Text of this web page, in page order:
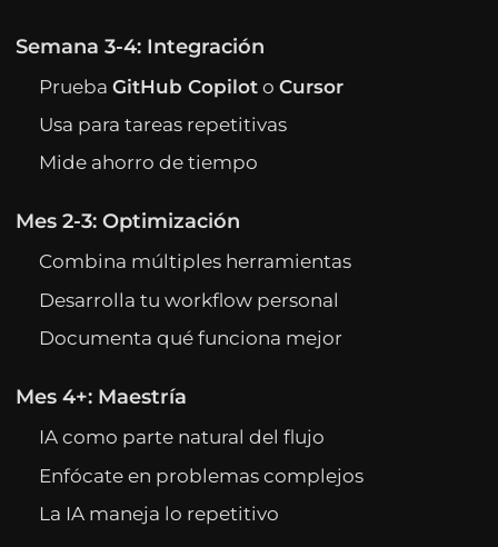
Semana 3-4: Integración
PruebaGitHub Copilot oCursor
Usa para tareas repetitivas
Mide ahorro de tiempo
Mes 2-3: Optimización
Combina múltiples herramientas
Desarrolla tu workflow personal
Documenta qué funciona mejor
Mes 4+: Maestría
IA como parte natural del flujo
Enfócate en problemas complejos
La IA maneja lo repetitivo